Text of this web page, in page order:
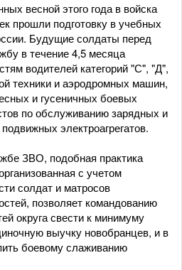
весной этого года в войска
прошли подготовку в учебных
Будущие солдаты перед
в течение 4,5 месяца
водителей категорий "С", "Д",
техники и аэродромных машин,
и гусеничных боевых
по обслуживанию зарядных и
электроагрегатов.
ЗВО, подобная практика
с учетом
солдат и матросов
позволяет командованию
округа свести к минимуму
выучку новобранцев, и в
боевому слаживанию